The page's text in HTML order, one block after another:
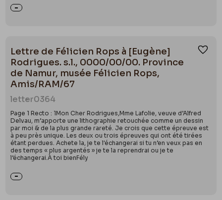
Rops à Alfred Delvau, [novembre 1862], 13 Rue
Dentu à Paris, imprimé chez la Veuve Parent,
Bruxelles, 1863).
Alfred Delvau va servir de guide à Félicien Rops
dans le Paris cosmopolite des années 1860. Les liens
tissés entre les deux hommes vont se manifester
par les illustrations de plusieurs ouvrages érotiques
commeHistoire anecdotique des cafés et cabarets de
Paris(éditeur E. Dentu, 1862),LesCythères
parisiennes. Histoire anecdotique des bals de
Paris
Lettre de Félicien Rops à [Eugène]
Rodrigues. s.l., 0000/00/00. Province
de Namur, musée Félicien Rops,
Amis/RAM/67
letter0364
Page 1 Recto : 1Mon Cher Rodrigues,Mme Lafolie, veuve d’Alfred
Delvau, m’apporte une lithographie retouchée comme un dessin
par moi & de la plus grande rareté. Je crois que cette épreuve est
à peu près unique. Les deux ou trois épreuves qui ont été tirées
étant perdues. Achete la, je te l'échangerai si tu n’en veux pas en
des temps « plus argentés » je te la reprendrai ou je te
l’échangerai.À toi bienFély